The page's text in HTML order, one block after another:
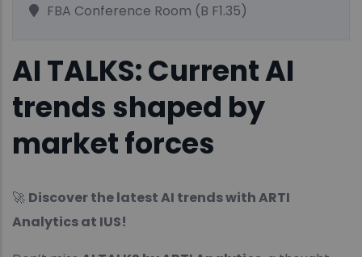
FBA Conference Room (B F1.35)
AI TALKS: Current AI
trends shaped by
market forces
🚀 Discover the latest AI trends with ARTI
Analytics at IUS!